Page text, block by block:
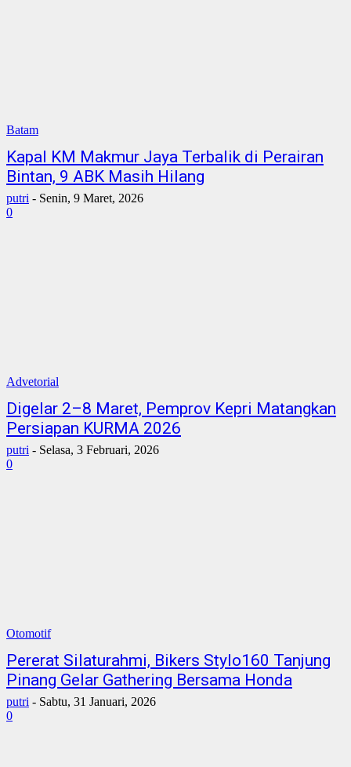
Batam
Kapal KM Makmur Jaya Terbalik di Perairan
Bintan, 9 ABK Masih Hilang
putri - Senin, 9 Maret, 2026
0
Advetorial
Digelar 2–8 Maret, Pemprov Kepri Matangkan
Persiapan KURMA 2026
putri - Selasa, 3 Februari, 2026
0
Otomotif
Pererat Silaturahmi, Bikers Stylo160 Tanjung
Pinang Gelar Gathering Bersama Honda
putri - Sabtu, 31 Januari, 2026
0